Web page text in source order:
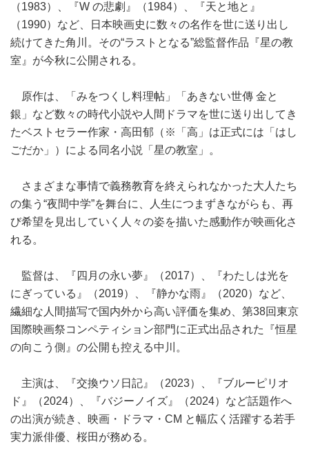
（1983）、『W の悲劇』（1984）、『天と地と』
（1990）など、日本映画史に数々の名作を世に送り出し
続けてきた角川。その“ラストとなる”総監督作品『星の教
室』が今秋に公開される。
原作は、「みをつくし料理帖」「あきない世傳 金と
銀」など数々の時代小説や人間ドラマを世に送り出してき
たベストセラー作家・高田郁（※「高」は正式には「はし
ごだか」）による同名小説「星の教室」。
さまざまな事情で義務教育を終えられなかった大人たち
の集う“夜間中学”を舞台に、人生につまずきながらも、再
び希望を見出していく人々の姿を描いた感動作が映画化さ
れる。
監督は、『四月の永い夢』（2017）、『わたしは光を
にぎっている』（2019）、『静かな雨』（2020）など、
繊細な人間描写で国内外から高い評価を集め、第38回東京
国際映画祭コンペティション部門に正式出品された『恒星
の向こう側』の公開も控える中川。
主演は、『交換ウソ日記』（2023）、『ブルーピリオ
ド』（2024）、『バジーノイズ』（2024）など話題作へ
の出演が続き、映画・ドラマ・CM と幅広く活躍する若手
実力派俳優、桜田が務める。